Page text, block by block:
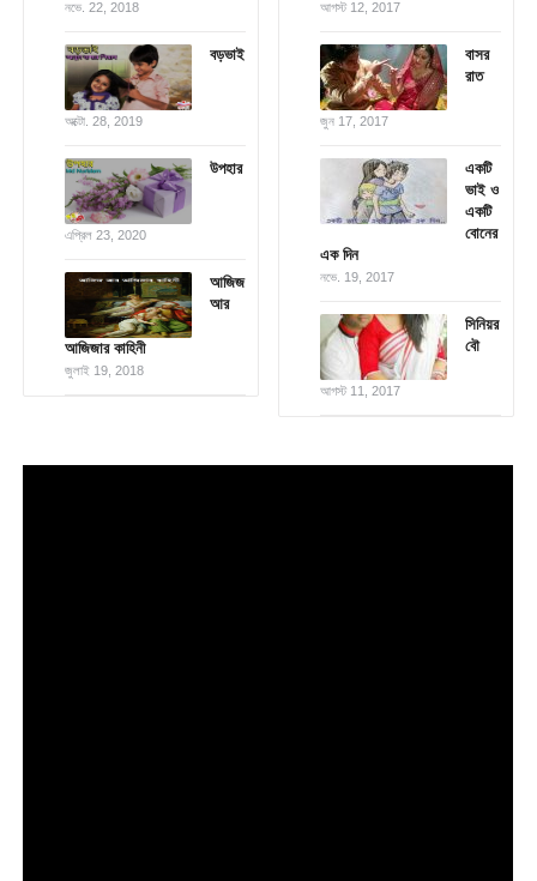
নভে. 22, 2018
বড়ভাই
অক্টো. 28, 2019
উপহার
এপ্রিল 23, 2020
আজিজ
আর
আজিজার কাহিনী
জুলাই 19, 2018
আগস্ট 12, 2017
বাসর
রাত
জুন 17, 2017
একটি
ভাই ও
একটি
বোনের
এক দিন
নভে. 19, 2017
সিনিয়র
বৌ
আগস্ট 11, 2017